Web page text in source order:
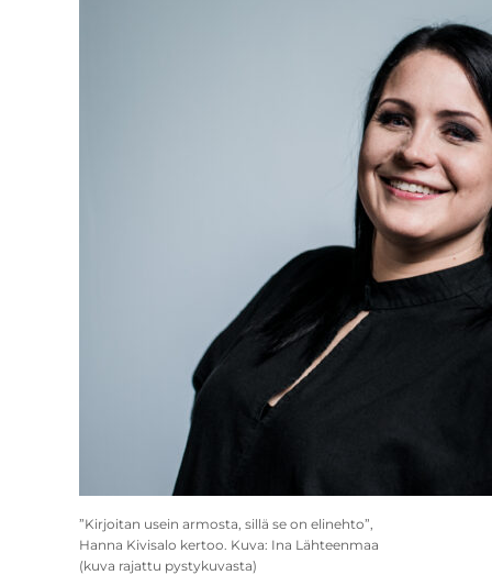
”Kirjoitan usein armosta, sillä se on elinehto”,
Hanna Kivisalo kertoo. Kuva: Ina Lähteenmaa
(kuva rajattu pystykuvasta)